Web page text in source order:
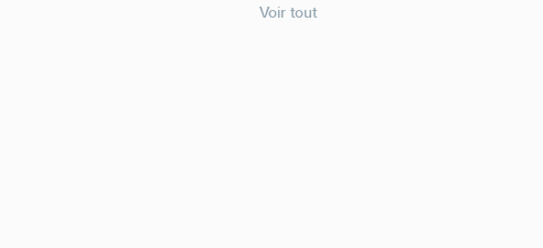
Voir tout